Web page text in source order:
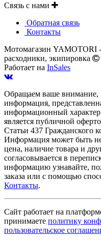
Связь с нами
Обратная связь
Контакты
Мотомагазин YAMOTORI -
расходники, экипировка
Работает на InSales
Обращаем ваше внимание,
информация,
информационный
является публичной
Статьи 437 Гражданского
Информация может быть
цена, наличие товара и
согласовывается в
информацию узнавайте,
заказа или с помощью
Контакты.
Сайт работает на
принимаете политику
пользовательское